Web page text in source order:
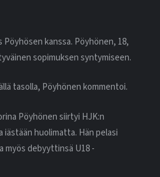
kanssa. Pöyhönen, 18,
sopimuksen syntymiseen.
tasolla, Pöyhönen kommentoi.
Pöyhönen siirtyi HJK:n
huolimatta. Hän pelasi
myös debyyttinsä U18 -